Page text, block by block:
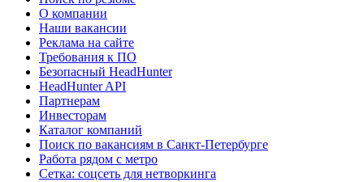
О компании
Наши вакансии
Реклама на сайте
Требования к ПО
Безопасный HeadHunter
HeadHunter API
Партнерам
Инвесторам
Каталог компаний
Поиск по вакансиям в Санкт-Петербурге
Работа рядом с метро
Сетка: соцсеть для нетворкинга